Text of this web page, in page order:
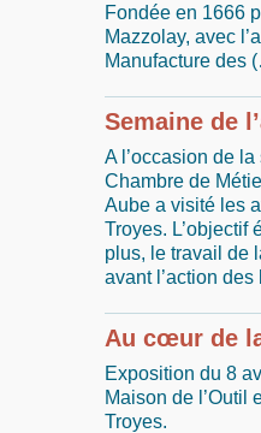
Fondée en 1666
Mazzolay, avec
Manufacture des
Semaine de
A l’occasion de
Chambre de
Aube a visité les
Troyes. L’objectif
plus, le travail de
avant l’action
Au cœur de
Exposition du 8
Maison de l’Outil
Troyes.